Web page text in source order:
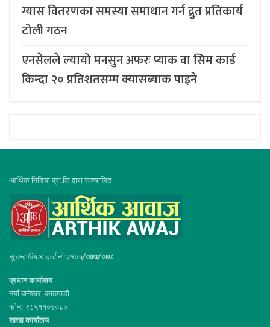
ग्यास वितरणका समस्या समाधान गर्न द्रुत प्रतिकार्य
टोली गठन
एनसेलले ल्यायो मनसुन अफरः प्याक वा सिम कार्ड
किन्दा २० प्रतिशतसम्म क्यासब्याक पाइने
आर्थिक मिडिया प्रा.लि.द्वारा सञ्चालित
सूचना विभाग दर्ता नं :२१०५/०७७/०७८
प्रधान कार्यालय
नयाँ बानेश्वर, काठमाडौं
फोनः ९८५११०६०८०
शाखा कार्यालय